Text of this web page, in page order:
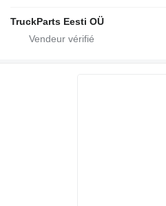
TruckParts Eesti OÜ